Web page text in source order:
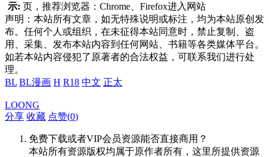
示: 页，推荐浏览器：Chrome、Firefox进入网站
声明：本站所有文章，如无特殊说明或标注，均为本站原创发
布。任何个人或组织，在未征得本站同意时，禁止复制、盗
用、采集、发布本站内容到任何网站、书籍等各类媒体平台。
如若本站内容侵犯了原著者的合法权益，可联系我们进行处
理。
BL BL漫画 H R18 中文 正太
LOONG
分享 收藏 点赞(0)
免费下载或者VIP会员资源能否直接商用？
本站所有资源版权均属于原作者所有，这里所提供资源